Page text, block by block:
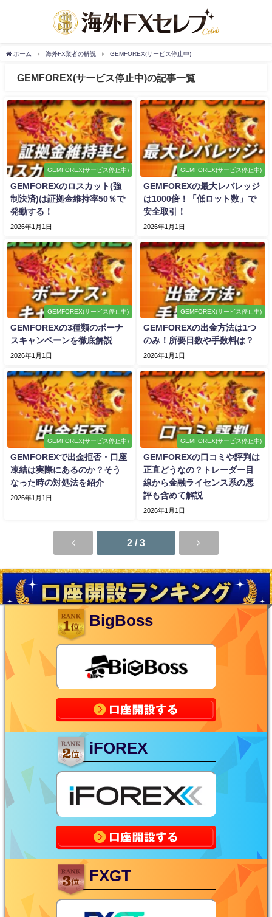
ホーム 海外FX業者の解説 GEMFOREX(サービス停止中)
GEMFOREX(サービス停止中)の記事一覧
GEMFOREX(サービス停止中)
GEMFOREXのロスカット(強
制決済)は証拠金維持率50％で
発動する！
2026年1月1日
GEMFOREX(サービス停止中)
GEMFOREXの最大レバレッジ
は1000倍！「低ロット数」で
安全取引！
2026年1月1日
GEMFOREX(サービス停止中)
GEMFOREXの3種類のボーナ
スキャンペーンを徹底解説
2026年1月1日
GEMFOREX(サービス停止中)
GEMFOREXの出金方法は1つ
のみ！所要日数や手数料は？
2026年1月1日
GEMFOREX(サービス停止中)
GEMFOREXで出金拒否・口座
凍結は実際にあるのか？そう
なった時の対処法を紹介
2026年1月1日
GEMFOREX(サービス停止中)
GEMFOREXの口コミや評判は
正直どうなの？トレーダー目
線から金融ライセンス系の悪
評も含めて解説
2026年1月1日
2 / 3
BigBoss
iFOREX
FXGT